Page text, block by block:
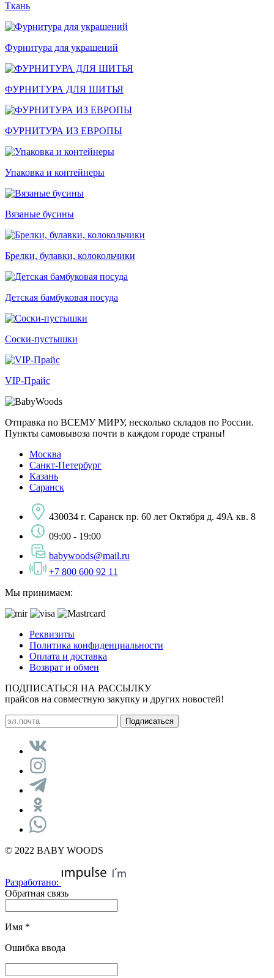
Ткань
Фурнитура для украшений
ФУРНИТУРА ДЛЯ ШИТЬЯ
ФУРНИТУРА ИЗ ЕВРОПЫ
Упаковка и контейнеры
Вязаные бусины
Брелки, булавки, колокольчики
Детская бамбуковая посуда
Соски-пустышки
VIP-Прайс
Отправка по ВСЕМУ МИРУ, несколько складов по России.
Пункты самовывоза почти в каждом городе страны!
Москва
Санкт-Петербург
Казань
Саранск
430034 г. Саранск пр. 60 лет Октября д. 49А кв. 8
09:00 - 19:00
babywoods@mail.ru
+7 800 600 92 11
Мы принимаем:
Реквизиты
Политика конфиденциальности
Оплата и доставка
Возврат и обмен
ПОДПИСАТЬСЯ НА РАССЫЛКУ
прайсов на совместную закупку и других новостей!
© 2022 BABY WOODS
Разработано:
Обратная связь
Имя *
Ошибка ввода